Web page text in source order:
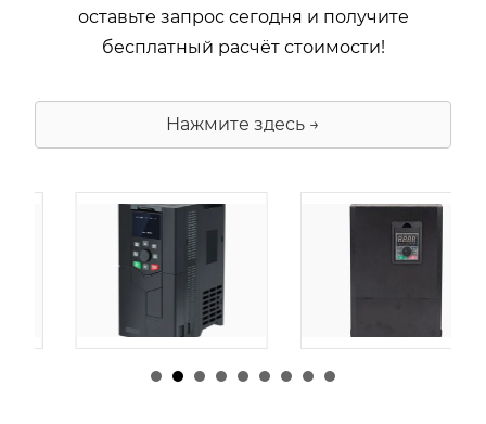
оставьте запрос сегодня и получите
бесплатный расчёт стоимости!
Нажмите здесь →
由admin |30 1 月,
由admin |29 1 月,